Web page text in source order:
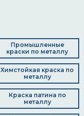
Промышленные
краски по металлу
Химстойкая краска по
металлу
Краска патина по
металлу